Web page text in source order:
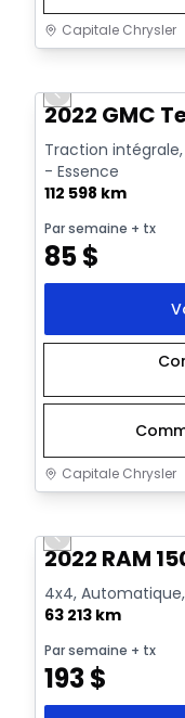
Capitale Chrysler
Vidéo disponible
Previous slide
2022 GMC
Traction
- Essence
112 598 km
Par semaine + tx
85$
Capitale Chrysler
Vidéo disponible
Previous slide
2022 RAM
4x4,
63 213 km
Par semaine + tx
193$